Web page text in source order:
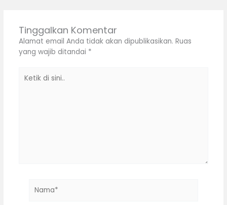
Tinggalkan Komentar
Alamat email Anda tidak akan dipublikasikan. Ruas
yang wajib ditandai *